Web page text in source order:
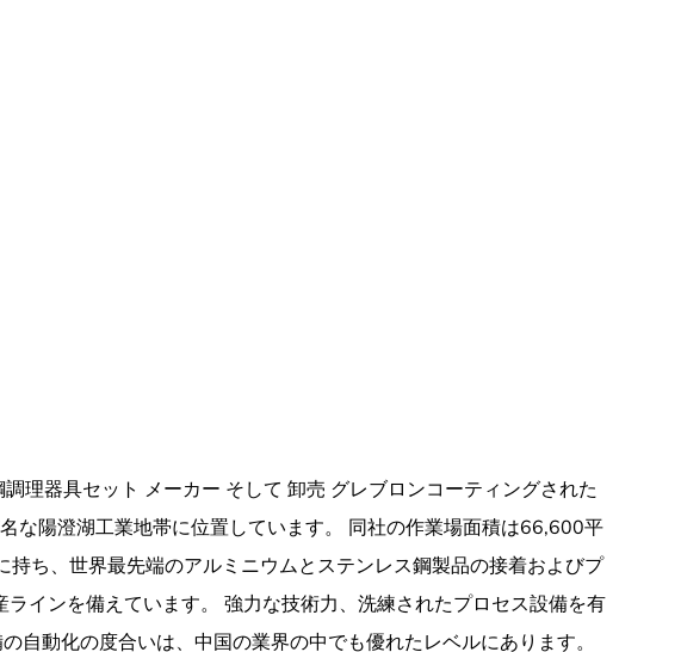
理器具セット メーカー そして 卸売 グレブロンコーティングされた
な陽澄湖工業地帯に位置しています。 同社の作業場面積は66,600平
ち、世界最先端のアルミニウムとステンレス鋼製品の接着およびプ
インを備えています。 強力な技術力、洗練されたプロセス設備を有
自動化の度合いは、中国の業界の中でも優れたレベルにあります。